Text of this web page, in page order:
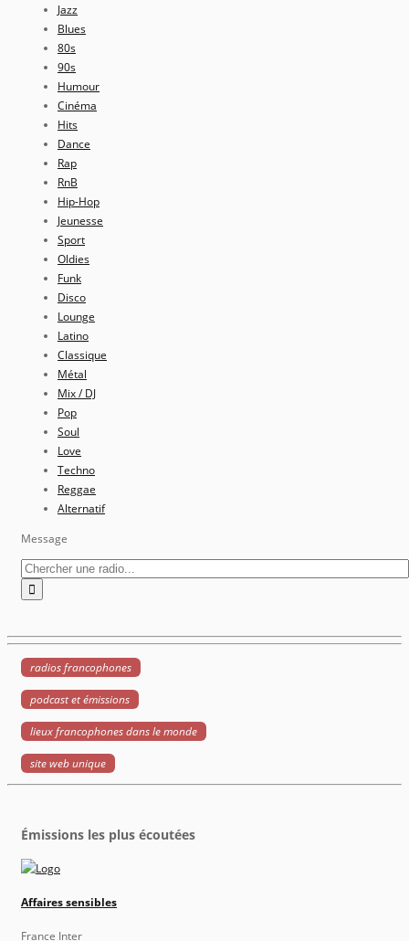
Jazz
Blues
80s
90s
Humour
Cinéma
Hits
Dance
Rap
RnB
Hip-Hop
Jeunesse
Sport
Oldies
Funk
Disco
Lounge
Latino
Classique
Métal
Mix / DJ
Pop
Soul
Love
Techno
Reggae
Alternatif
Message
radios francophones
podcast et émissions
lieux francophones dans le monde
site web unique
Émissions les plus écoutées
Affaires sensibles
France Inter